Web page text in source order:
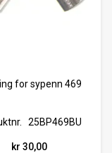
for sypenn 469
25BP469BU
kr 30,00